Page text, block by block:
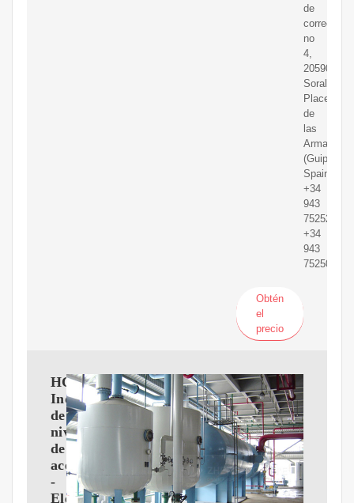
de
correos
no
4,
20590
Soraluze-
Placencia
de
las
Armas
Spain
+34
943
752520
+34
943
752505
Obtén
el
precio
HCL.
Indicadores
de
nivel
de
aceite
-
Elesa+Ganter